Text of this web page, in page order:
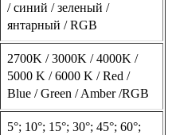
/ синий / зеленый /
янтарный / RGB
2700K / 3000K / 4000K /
5000 K / 6000 K / Red /
Blue / Green / Amber /RGB
5°; 10°; 15°; 30°; 45°; 60°;